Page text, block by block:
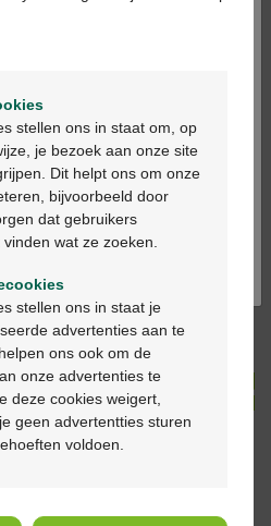
€ 12,59
Multipharma
2000ie parels
120st
Voor
volwassenen
het nederlands
en français
stellen ons in staat om, op
je bezoek aan onze site
Dit helpt ons om onze
bijvoorbeeld door
dat gebruikers
wat ze zoeken.
stellen ons in staat je
advertenties aan te
ons ook om de
onze advertenties te
deze cookies weigert,
geen advertentties sturen
voldoen.